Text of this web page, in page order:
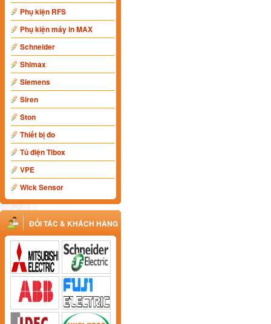
Phụ kiện RFS
Phụ kiện máy in MAX
Schneider
Shimax
Siemens
Siren
Ston
Thiết bị đo
Tủ điện Tibox
VPE
Wick Sensor
ĐỐI TÁC & KHÁCH HÀNG